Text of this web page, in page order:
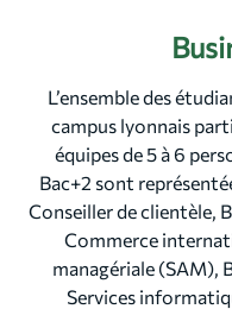
L’ensemble des
campus lyonnais
équipes de 5 à 6
Bac+2 sont
Conseiller de clientèle,
Commerce
managériale (SAM),
Services